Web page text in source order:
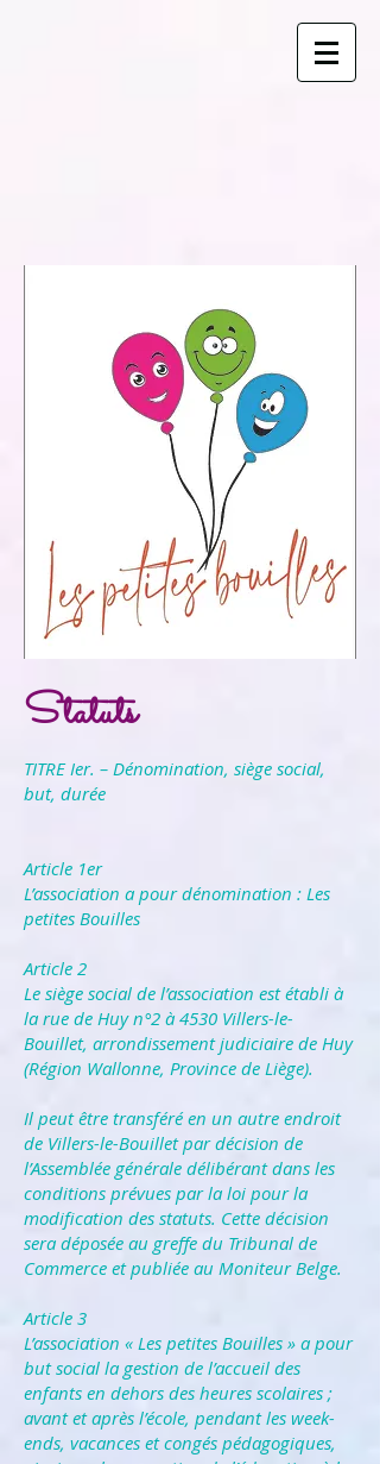
Statuts
TITRE Ier. – Dénomination, siège social,
but, durée
Article 1er
L’association a pour dénomination : Les
petites Bouilles
Article 2
Le siège social de l’association est établi à
la rue de Huy n°2 à 4530 Villers-le-
Bouillet, arrondissement judiciaire de Huy
(Région Wallonne, Province de Liège).
Il peut être transféré en un autre endroit
de Villers-le-Bouillet par décision de
l’Assemblée générale délibérant dans les
conditions prévues par la loi pour la
modification des statuts. Cette décision
sera déposée au greffe du Tribunal de
Commerce et publiée au Moniteur Belge.
Article 3
L’association « Les petites Bouilles » a pour
but social la gestion de l’accueil des
enfants en dehors des heures scolaires ;
avant et après l’école, pendant les week-
ends, vacances et congés pédagogiques,